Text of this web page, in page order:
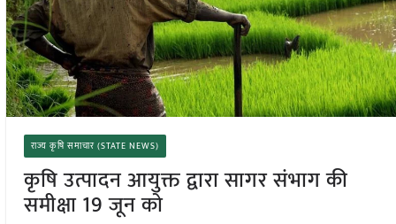
राज्य कृषि समाचार (STATE NEWS)
कृषि उत्पादन आयुक्त द्वारा सागर संभाग की
समीक्षा 19 जून को